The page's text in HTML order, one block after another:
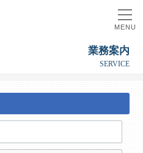
MENU
業務案内
SERVICE